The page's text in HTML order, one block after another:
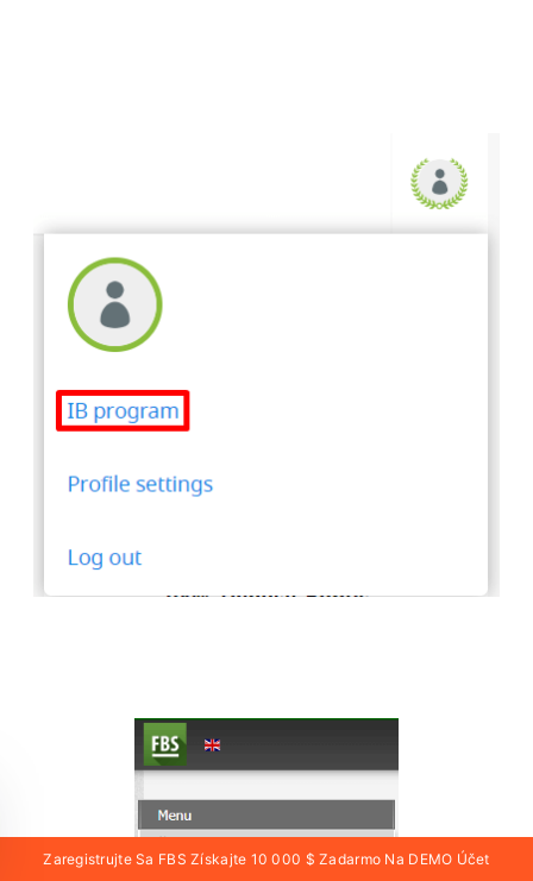
Zaregistrujte Sa FBS Získajte 10 000 $ Zadarmo Na DEMO Účet